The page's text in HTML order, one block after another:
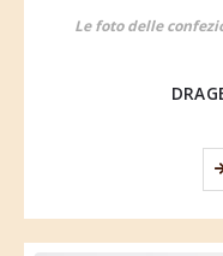
Le foto delle